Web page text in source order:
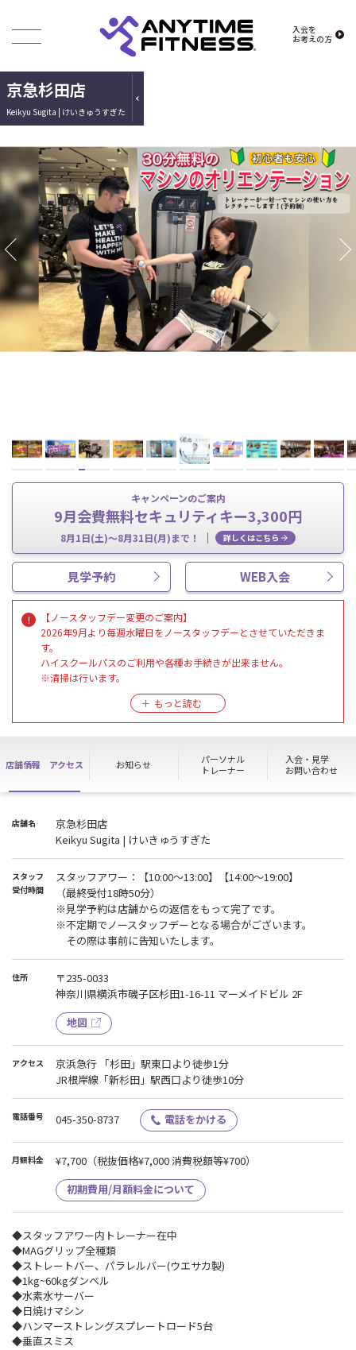
入会を
お考えの方
京急杉田店
Keikyu Sugita | けいきゅうすぎた
キャンペーンのご案内
9月会費無料セキュリティキー3,300円
8月1日(土)～8月31日(月)まで！ 詳しくはこちら
見学予約 WEB入会
【ノースタッフデー変更のご案内】
2026年9月より毎週水曜日をノースタッフデーとさせていただきま
す。
ハイスクールパスのご利用や各種お手続きが出来ません。
※清掃は行います。
【夏季休業のお知らせ】
2026年8月17日（月）～ 8月20日（木）は終日ノースタッフデーと
ハイスクールパスのご利用や各種お手続きが出来ません。
※清掃は行います。
★お迷いの方はお気軽に施設見学へお越しください★
※予約は店舗からの返信をもって完了です。
★提携駐車場、駐輪場はございません★
その他ご不明な点等ございましたらお気軽にお問い合わせくださ
い。
店舗情報 アクセス お知らせ
パーソナル
トレーナー
入会・見学
お問い合わせ
店舗名
京急杉田店
Keikyu Sugita | けいきゅうすぎた
スタッフ
受付時間
スタッフアワー：【10:00〜13:00】【14:00～19:00】
（最終受付18時50分）
※見学予約は店舗からの返信をもって完了です。
※不定期でノースタッフデーとなる場合がございます。
その際は事前に告知いたします。
住所
〒235-0033
神奈川県横浜市磯子区杉田1-16-11 マーメイドビル 2F
地図
アクセス
京浜急行 「杉田」駅東口より徒歩1分
JR根岸線「新杉田」駅西口より徒歩10分
電話番号 045-350-8737 電話をかける
月額料金 ¥7,700 （税抜価格¥7,000 消費税額等¥700）
初期費用/月額料金について
◆スタッフアワー内トレーナー在中
◆MAGグリップ全種類
◆ストレートバー、パラレルバー(ウエサカ製)
◆1kg~60kgダンベル
◆水素水サーバー
◆日焼けマシン
◆ハンマーストレングスプレートロード5台
◆垂直スミス